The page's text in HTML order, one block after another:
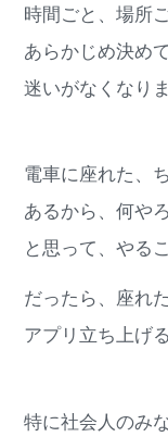
時間ごと、場所
あらかじめ決め
迷いがなくなり
電車に座れた、
あるから、何や
と思って、やる
だったら、座れ
アプリ立ち上げ
特に社会人のみ